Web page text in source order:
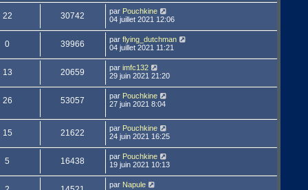
22 30742 par Pouchkine
04 juillet 2021 12:06
0 39966 par flying_dutchman
04 juillet 2021 11:21
13 20659 par imfc132
29 juin 2021 21:20
26 53057 par Pouchkine
27 juin 2021 8:04
15 21622 par Pouchkine
24 juin 2021 16:25
5 16438 par Pouchkine
19 juin 2021 10:13
par Napule